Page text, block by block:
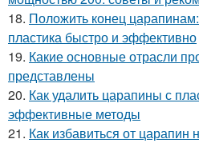
18. Положить конец
пластика быстро и эффективно
19. Какие основные отрасли
представлены
20. Как удалить царапины с
эффективные методы
21. Как избавиться от царапин